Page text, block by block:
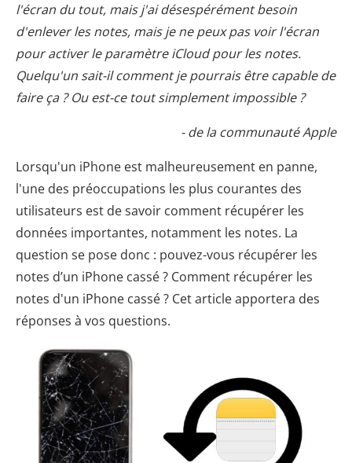
l'écran du tout, mais j'ai désespérément besoin
d'enlever les notes, mais je ne peux pas voir l'écran
pour activer le paramètre iCloud pour les notes.
Quelqu'un sait-il comment je pourrais être capable de
faire ça ? Ou est-ce tout simplement impossible ?
- de la communauté Apple
Lorsqu'un iPhone est malheureusement en panne,
l'une des préoccupations les plus courantes des
utilisateurs est de savoir comment récupérer les
données importantes, notamment les notes. La
question se pose donc : pouvez-vous récupérer les
notes d’un iPhone cassé ? Comment récupérer les
notes d'un iPhone cassé ? Cet article apportera des
réponses à vos questions.